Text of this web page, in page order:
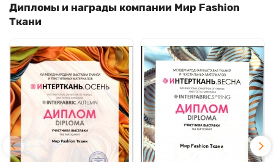
Дипломы и награды компании Мир Fashion
Ткани